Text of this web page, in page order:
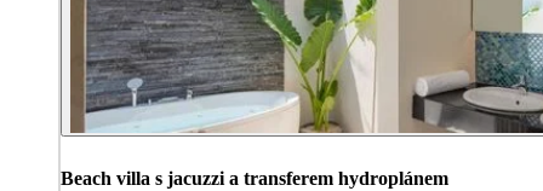
Beach villa s jacuzzi a transferem hydroplánem